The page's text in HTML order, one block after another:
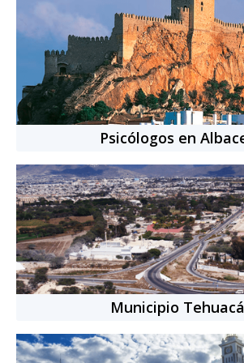
Autoestima
Equilibrio
Trastornos alimenticios
Manejo del
Idiomas: Español, Inglés
Nacionalidad:Mexicana
8añosde experiencia
citas completadas
Cita individual-50min.
Psicólogos en
Municipio